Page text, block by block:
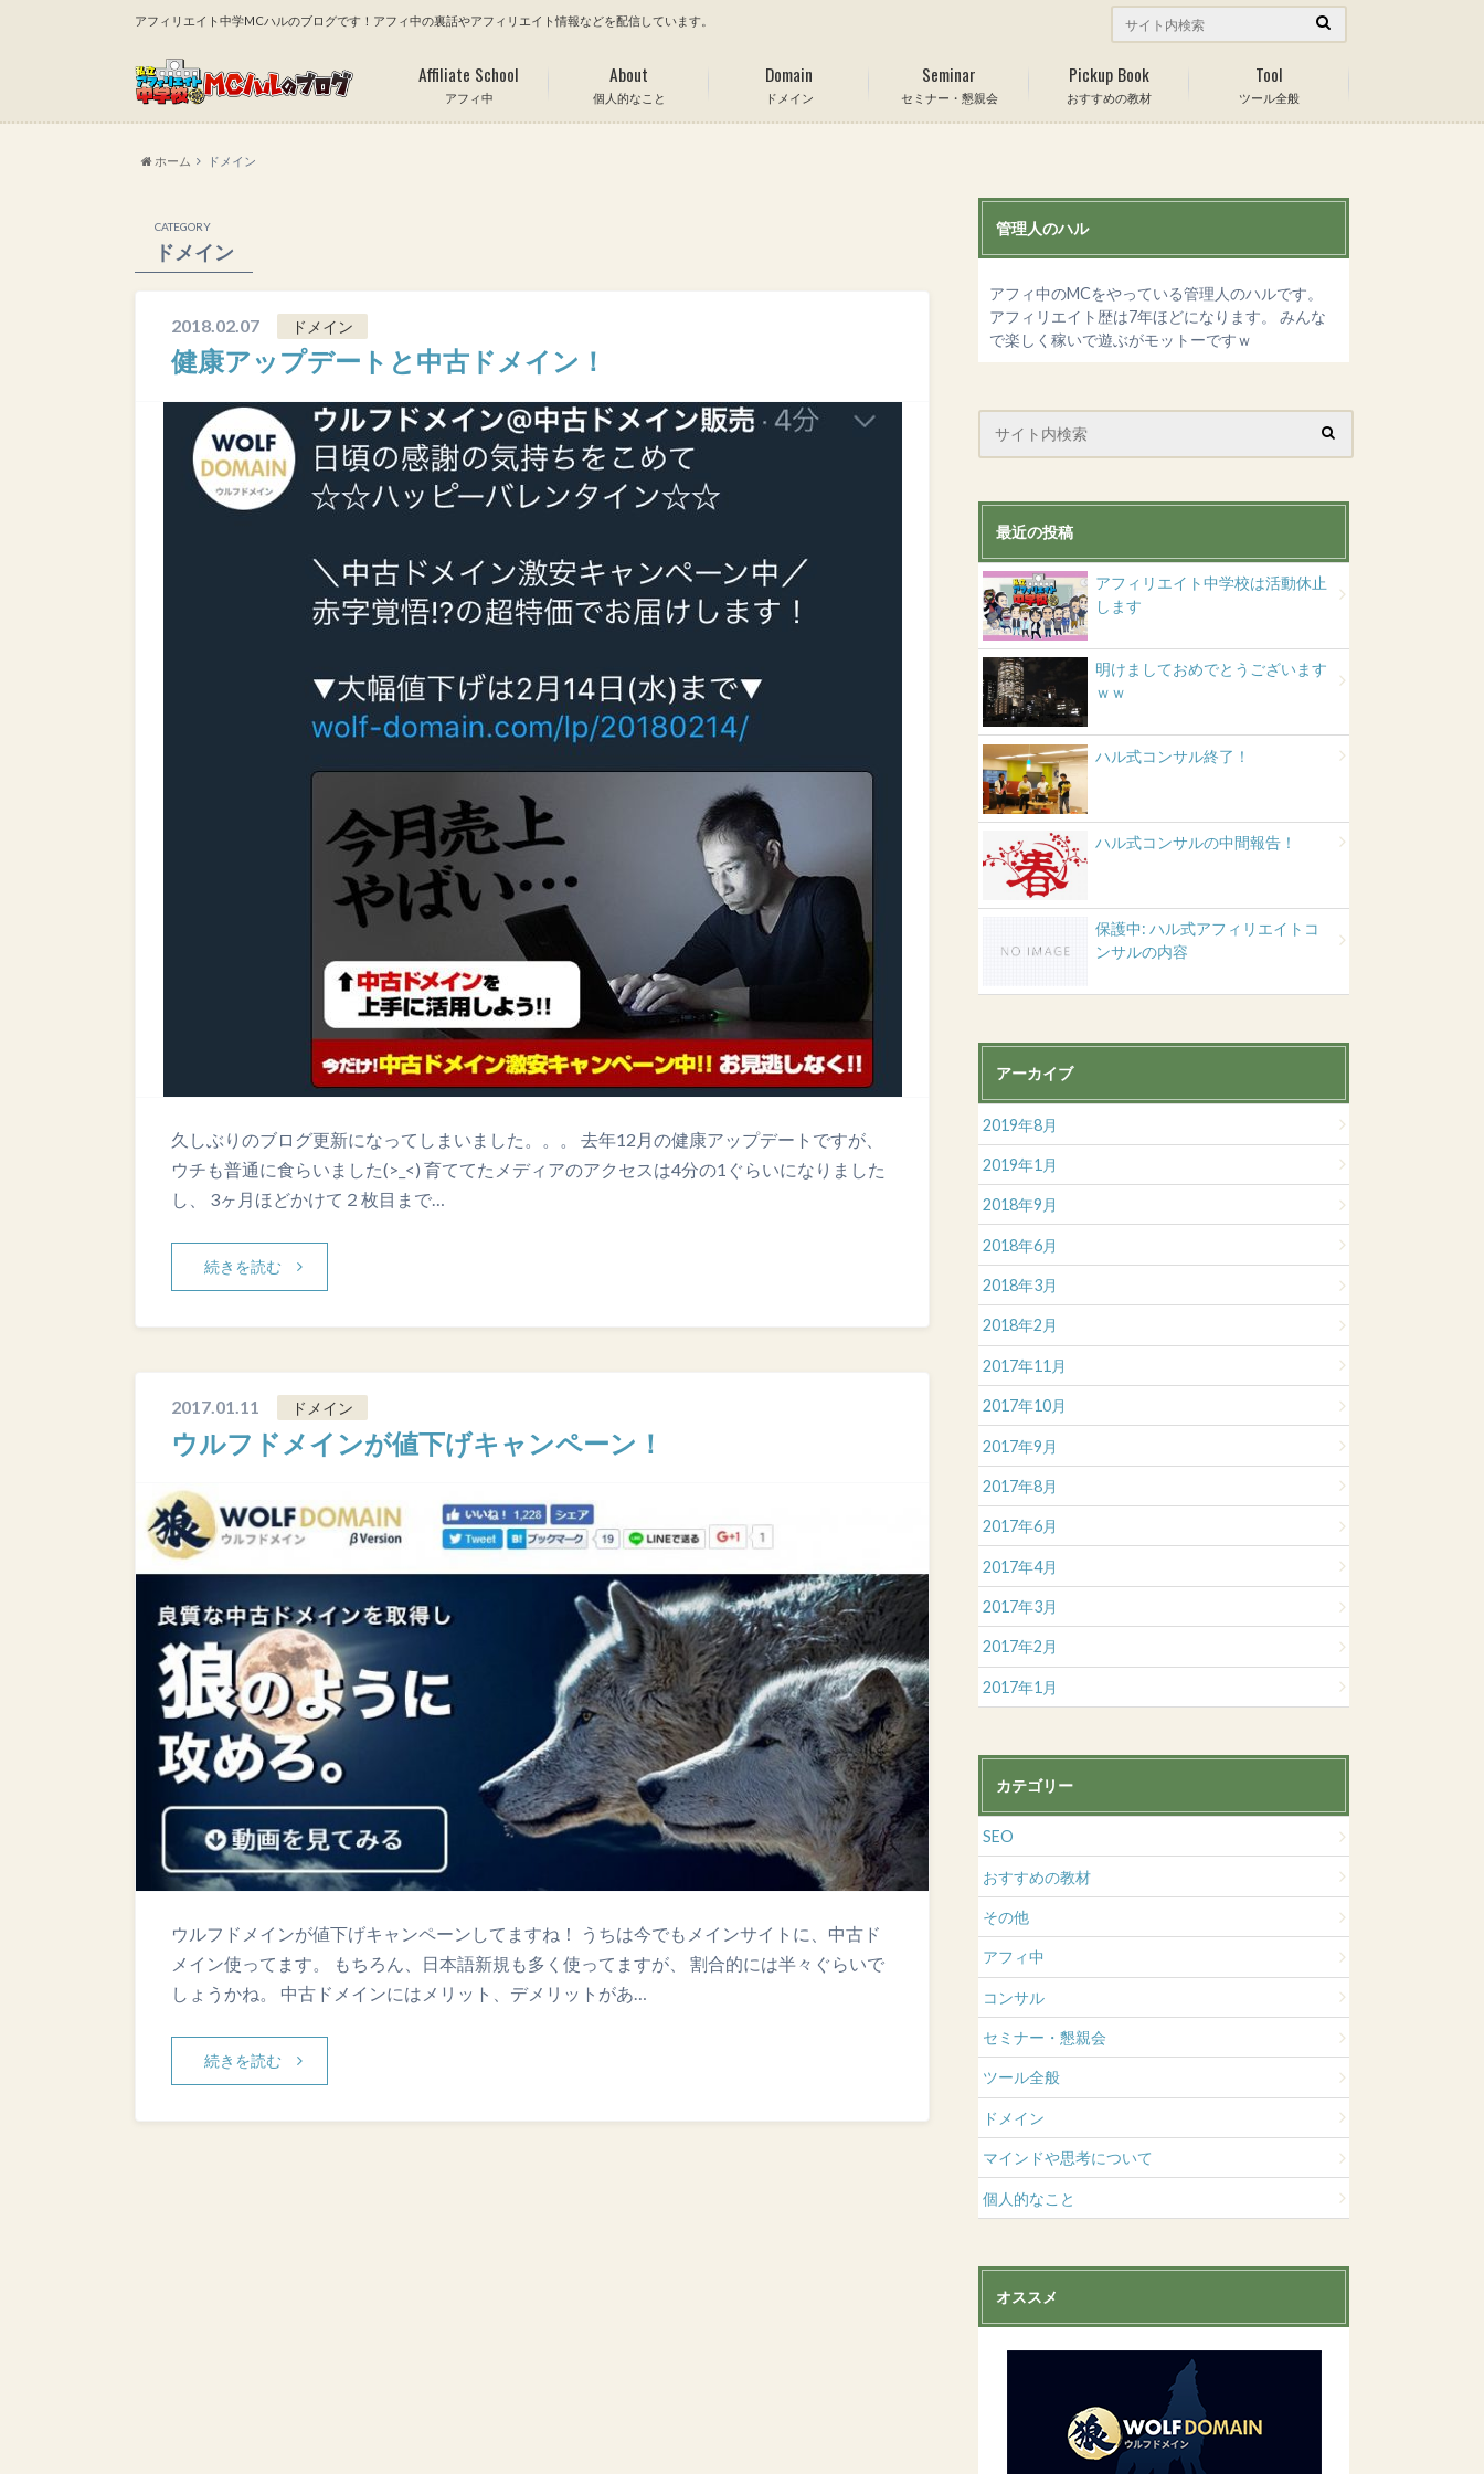
アフィリエイト中学MCハルのブログです！アフィ中の裏話やアフィリエイト情報などを配信しています。
アフィ中
Affiliate School
個人的なこと
About
ドメイン
Domain
セミナー・懇親会
Seminar
おすすめの教材
Pickup Book
ツール全般
Tool
ホーム ドメイン
CATEGORY
ドメイン
2018.02.07 ドメイン
健康アップデートと中古ドメイン！
久しぶりのブログ更新になってしまいました。。。 去年12月の健康アップデートですが、
ウチも普通に食らいました(>_<) 育ててたメディアのアクセスは4分の1ぐらいになりました
し、 3ヶ月ほどかけて２枚目まで…
続きを読む
2017.01.11 ドメイン
ウルフドメインが値下げキャンペーン！
ウルフドメインが値下げキャンペーンしてますね！ うちは今でもメインサイトに、中古ド
メイン使ってます。 もちろん、日本語新規も多く使ってますが、 割合的には半々ぐらいで
しょうかね。 中古ドメインにはメリット、デメリットがあ…
続きを読む
管理人のハル
アフィ中のMCをやっている管理人のハルです。
アフィリエイト歴は7年ほどになります。 みんな
で楽しく稼いで遊ぶがモットーですｗ
最近の投稿
アフィリエイト中学校は活動休止
します
明けましておめでとうございます
ｗｗ
ハル式コンサル終了！
ハル式コンサルの中間報告！
保護中: ハル式アフィリエイトコ
ンサルの内容
アーカイブ
2019年8月
2019年1月
2018年9月
2018年6月
2018年3月
2018年2月
2017年11月
2017年10月
2017年9月
2017年8月
2017年6月
2017年4月
2017年3月
2017年2月
2017年1月
カテゴリー
SEO
おすすめの教材
その他
アフィ中
コンサル
セミナー・懇親会
ツール全般
ドメイン
マインドや思考について
個人的なこと
オススメ